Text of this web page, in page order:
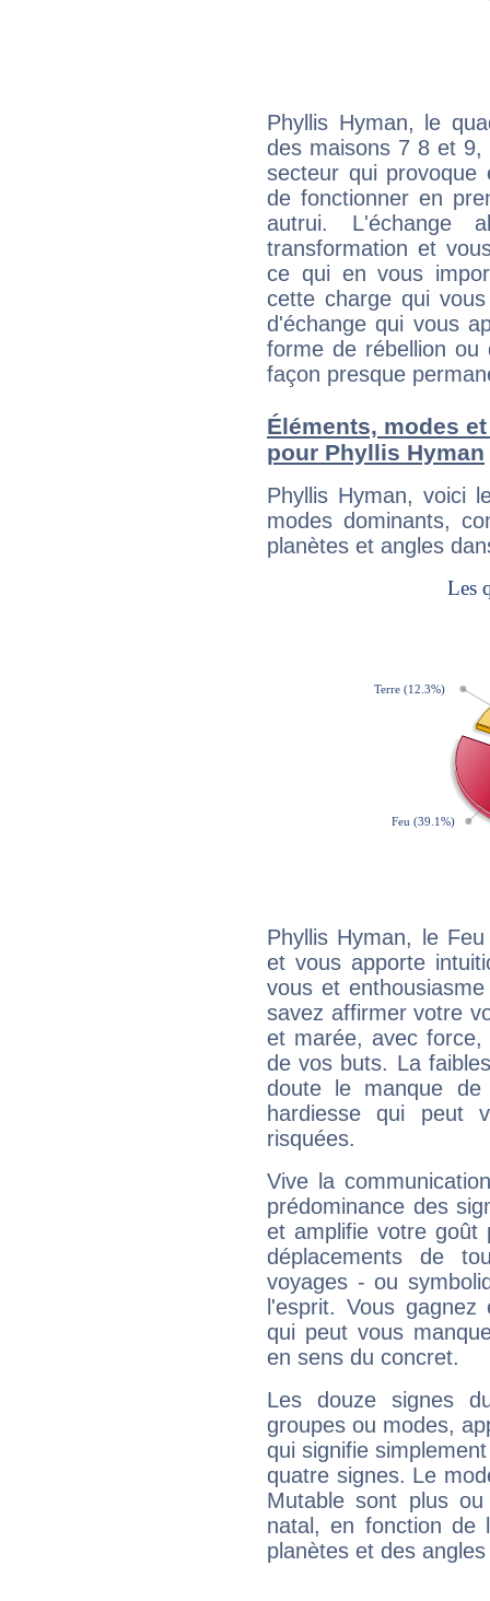
Phyllis Hyman, le
des maisons 7 8 et
secteur qui provoque
de fonctionner en
autrui. L'échange
transformation et
ce qui en vous
cette charge qui
d'échange qui vous
forme de rébellion ou
façon presque
Éléments, modes
pour Phyllis Hyman
Phyllis Hyman, voici
modes dominants,
planètes et angles
Phyllis Hyman, le
et vous apporte
vous et
savez affirmer votre
et marée, avec
de vos buts. La
doute le manque
hardiesse qui peut
risquées.
Vive la
prédominance des
et amplifie votre goût
déplacements de
voyages - ou
l'esprit. Vous
qui peut vous
en sens du concret.
Les douze signes
groupes ou modes,
qui signifie
quatre signes. Le
Mutable sont plus
natal, en fonction de
planètes et des